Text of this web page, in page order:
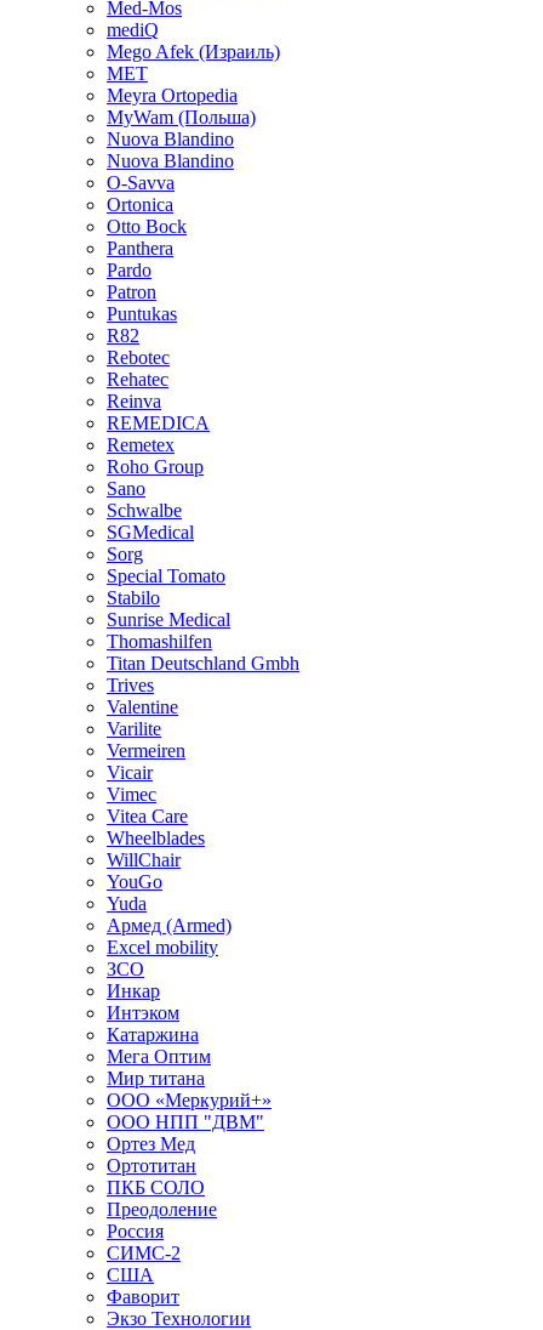
Med-Mos
mediQ
Mego Afek (Израиль)
MET
Meyra Ortopedia
MyWam (Польша)
Nuova Blandino
Nuova Blandino
O-Savva
Ortonica
Otto Bock
Panthera
Pardo
Patron
Puntukas
R82
Rebotec
Rehatec
Reinva
REMEDICA
Remetex
Roho Group
Sano
Schwalbe
SGMedical
Sorg
Special Tomato
Stabilo
Sunrise Medical
Thomashilfen
Titan Deutschland Gmbh
Trives
Valentine
Varilite
Vermeiren
Vicair
Vimec
Vitea Care
Wheelblades
WillChair
YouGo
Yuda
Армед (Armed)
Еxcel mobility
ЗСО
Инкар
Интэком
Катаржина
Мега Оптим
Мир титана
ООО «Меркурий+»
ООО НПП "ДВМ"
Ортез Мед
Ортотитан
ПКБ СОЛО
Преодоление
Россия
СИМС-2
США
Фаворит
Экзо Технологии